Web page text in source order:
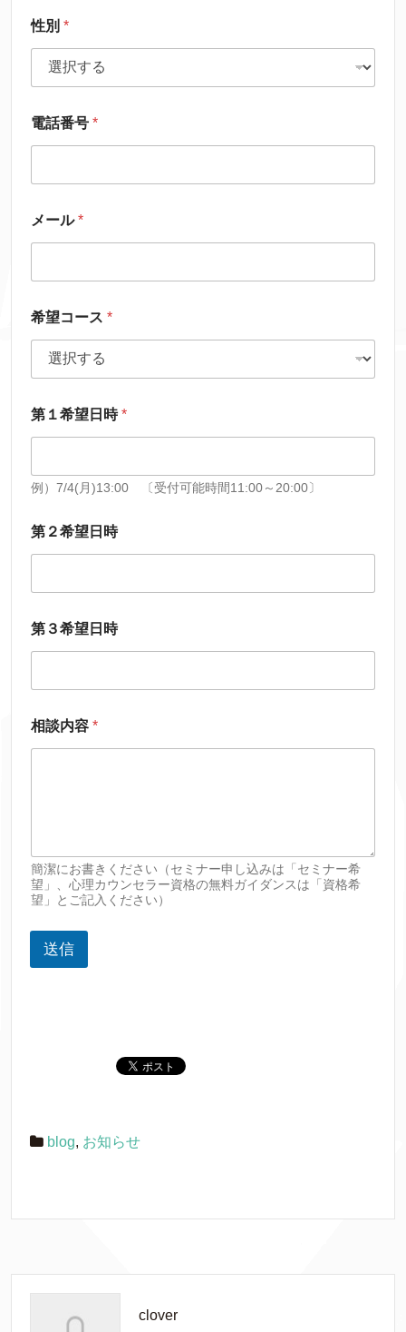
性別 *
電話番号 *
メール*
希望コース *
第１希望日時*
例）7/4(月)13:00 〔受付可能時間11:00～20:00〕
第２希望日時
第３希望日時
相談内容 *
簡潔にお書きください（セミナー申し込みは「セミナー希
望」、心理カウンセラー資格の無料ガイダンスは「資格希
望」とご記入ください）
送信
blog, お知らせ
clover